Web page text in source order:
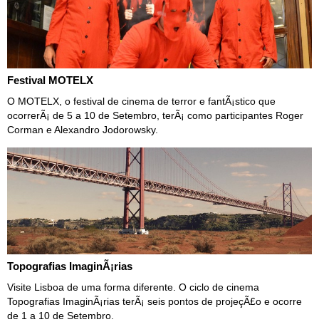
Festival MOTELX
O MOTELX, o festival de cinema de terror e fantÃ¡stico que
ocorrerÃ¡ de 5 a 10 de Setembro, terÃ¡ como participantes Roger
Corman e Alexandro Jodorowsky.
Topografias ImaginÃ¡rias
Visite Lisboa de uma forma diferente. O ciclo de cinema
Topografias ImaginÃ¡rias terÃ¡ seis pontos de projeçÃ£o e ocorre
de 1 a 10 de Setembro.